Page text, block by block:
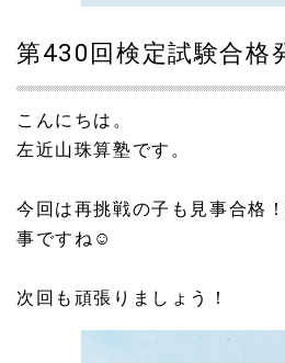
第430回検定試験合格
こんにちは。
左近山珠算塾です。
今回は再挑戦の子も見事合格
事ですね☺️
次回も頑張りましょう！